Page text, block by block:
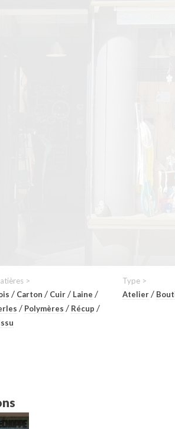
>
/ Carton / Cuir/ Laine /
/ Polymères / Récup /
Type >
Atelier /